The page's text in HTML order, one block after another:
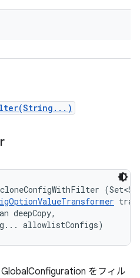
deepCopy,
allowlistConfigs)
をフィル